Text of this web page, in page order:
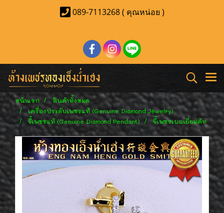
089-7113268 ( คุณหน่อย )
หน้าแรก
สินค้าทั้งหมด
เครื่องประดับเพชรแท้ (Genuine Diamond Jewelry)
จี้เพชรแท้ (Genuine Diamond Pendant)
จี้เพชรเบลเยี่ยมคัท